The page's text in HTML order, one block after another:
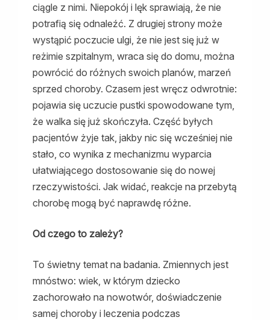
ciągle z nimi. Niepokój i lęk sprawiają, że nie
potrafią się odnaleźć. Z drugiej strony może
wystąpić poczucie ulgi, że nie jest się już w
reżimie szpitalnym, wraca się do domu, można
powrócić do różnych swoich planów, marzeń
sprzed choroby. Czasem jest wręcz odwrotnie:
pojawia się uczucie pustki spowodowane tym,
że walka się już skończyła. Część byłych
pacjentów żyje tak, jakby nic się wcześniej nie
stało, co wynika z mechanizmu wyparcia
ułatwiającego dostosowanie się do nowej
rzeczywistości. Jak widać, reakcje na przebytą
chorobę mogą być naprawdę różne.
Od czego to zależy?
To świetny temat na badania. Zmiennych jest
mnóstwo: wiek, w którym dziecko
zachorowało na nowotwór, doświadczenie
samej choroby i leczenia podczas